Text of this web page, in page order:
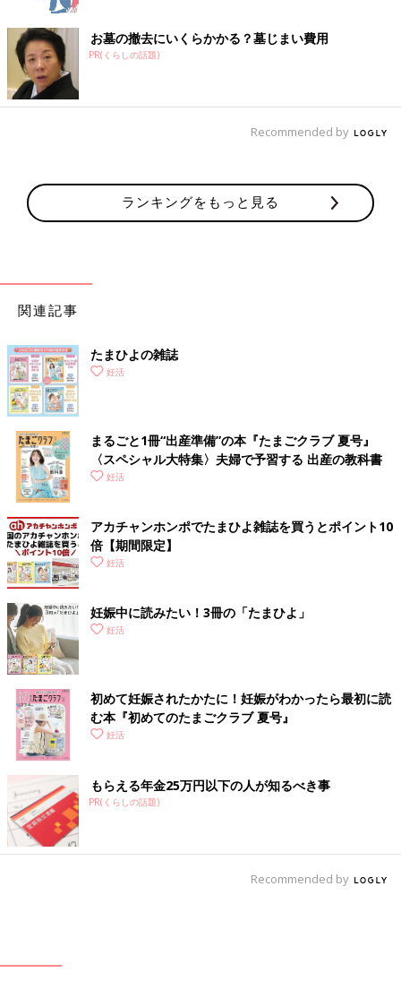
お墓の撤去にいくらかかる？墓じまい費用
PR(くらしの話題)
Recommended by
ランキングをもっと見る
関連記事
たまひよの雑誌
妊活
まるごと1冊“出産準備”の本『たまごクラブ 夏号』
〈スペシャル大特集〉夫婦で予習する 出産の教科書
妊活
アカチャンホンポでたまひよ雑誌を買うとポイント10
倍【期間限定】
妊活
妊娠中に読みたい！3冊の「たまひよ」
妊活
初めて妊娠されたかたに！妊娠がわかったら最初に読
む本『初めてのたまごクラブ 夏号』
妊活
もらえる年金25万円以下の人が知るべき事
PR(くらしの話題)
Recommended by